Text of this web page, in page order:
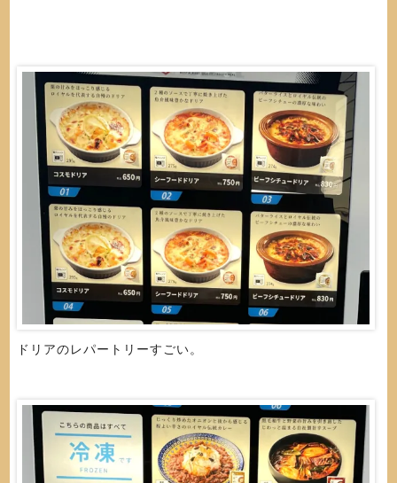
ドリアのレパートリーすごい。